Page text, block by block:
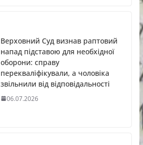
Верховний Суд визнав раптовий
напад підставою для необхідної
оборони: справу
перекваліфікували, а чоловіка
звільнили від відповідальності
06.07.2026